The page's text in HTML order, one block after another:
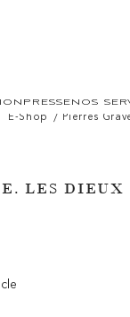
PRESSENOS
E-Shop / Pierres
LES DIEUX